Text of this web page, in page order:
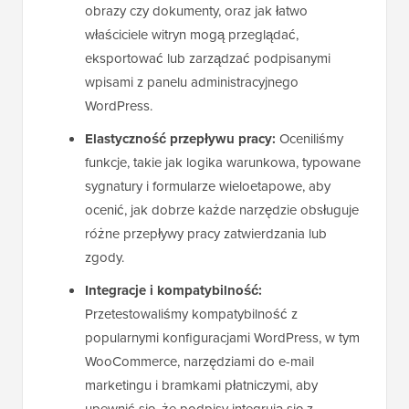
obrazy czy dokumenty, oraz jak łatwo
właściciele witryn mogą przeglądać,
eksportować lub zarządzać podpisanymi
wpisami z panelu administracyjnego
WordPress.
Elastyczność przepływu pracy: Oceniliśmy
funkcje, takie jak logika warunkowa, typowane
sygnatury i formularze wieloetapowe, aby
ocenić, jak dobrze każde narzędzie obsługuje
różne przepływy pracy zatwierdzania lub
zgody.
Integracje i kompatybilność:
Przetestowaliśmy kompatybilność z
popularnymi konfiguracjami WordPress, w tym
WooCommerce, narzędziami do e-mail
marketingu i bramkami płatniczymi, aby